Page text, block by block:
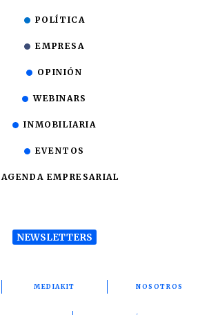
POLÍTICA
EMPRESA
OPINIÓN
WEBINARS
INMOBILIARIA
EVENTOS
AGENDA EMPRESARIAL
NEWSLETTERS
MEDIAKIT NOSOTROS